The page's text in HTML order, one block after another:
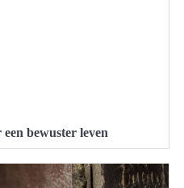
bewuster leven